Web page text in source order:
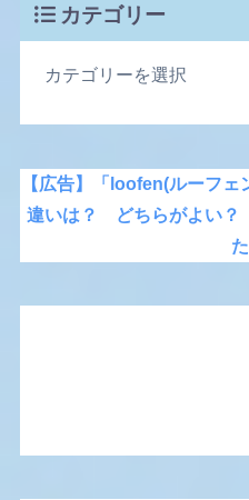
カテゴリー
【広告】「loofen(ルーフ
違いは？ どちらがよい？
た